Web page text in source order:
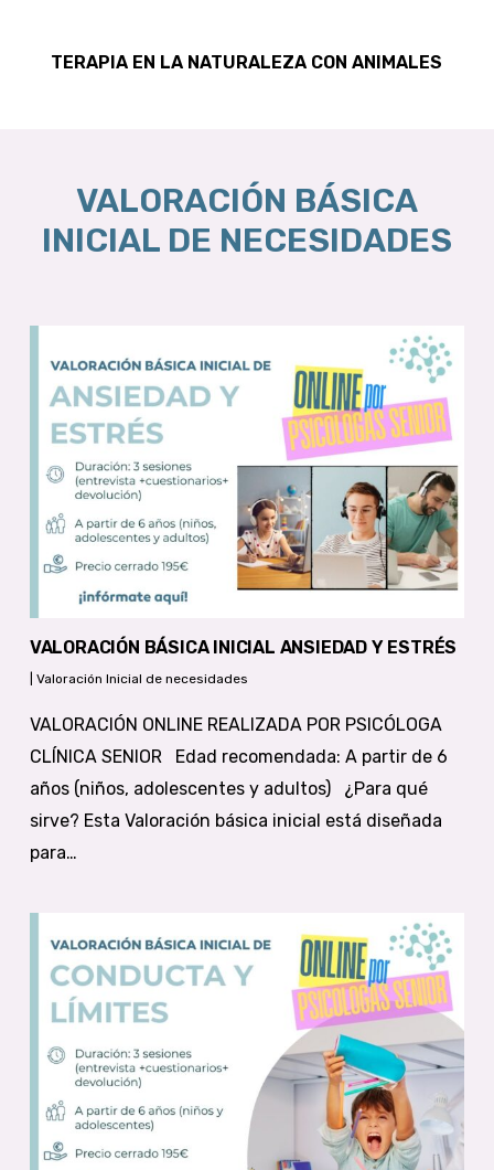
TERAPIA EN LA NATURALEZA CON ANIMALES
VALORACIÓN BÁSICA
INICIAL DE NECESIDADES
VALORACIÓN BÁSICA INICIAL ANSIEDAD Y ESTRÉS
Valoración Inicial de necesidades
VALORACIÓN ONLINE REALIZADA POR PSICÓLOGA
CLÍNICA SENIOR Edad recomendada: A partir de 6
años (niños, adolescentes y adultos) ¿Para qué
sirve? Esta Valoración básica inicial está diseñada
para…